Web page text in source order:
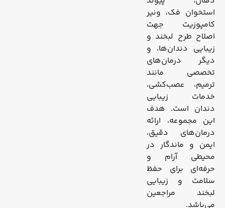
استخوان فک، ونیر
کامپوزیت جهت
اصلاح طرح لبخند و
زیبایی دندان‌ها، و
دیگر درمان‌های
تخصصی مانند
ترمیم، عصب‌کشی،
خدمات زیبایی
دندان است. هدف
این مجموعه، ارائه
درمان‌های دقیق،
ایمن و ماندگار در
محیطی آرام و
حرفه‌ای برای حفظ
سلامت و زیبایی
لبخند مراجعین
می‌باشد.